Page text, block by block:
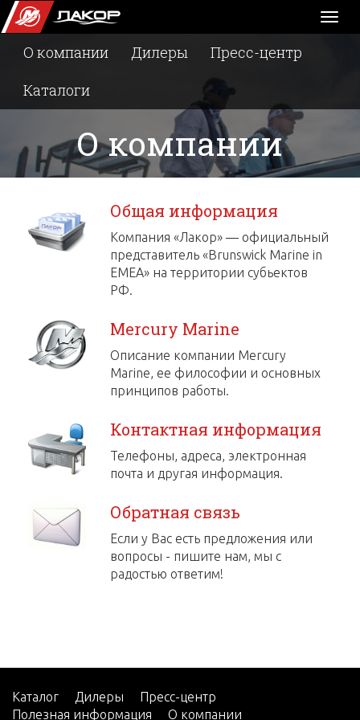
О компании Дилеры
Пресс-центр
Каталоги
О компании
Общая информация
Компания «Лакор» — официальный
представитель «Brunswick Marine in
EMEA» на территории субьектов
РФ.
Mercury Marine
Описание компании Mercury
Marine, ее философии и основных
принципов работы.
Контактная информация
Телефоны, адреса, электронная
почта и другая информация.
Обратная связь
Если у Вас есть предложения или
вопросы - пишите нам, мы с
радостью ответим!
Каталог Дилеры
Пресс-центр
Полезная информация
О компании